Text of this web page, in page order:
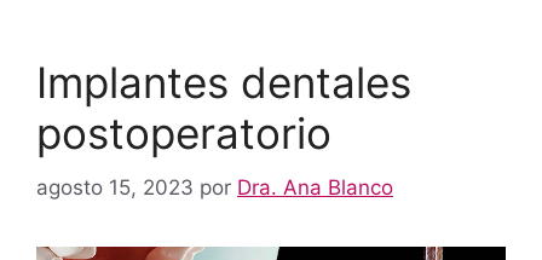
Implantes dentales
postoperatorio
agosto 15, 2023 por Dra. Ana Blanco